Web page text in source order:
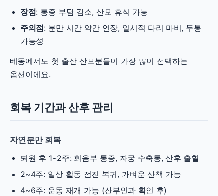
장점: 통증 부담 감소, 산모 휴식 가능
주의점: 분만 시간 약간 연장, 일시적 다리 마비, 두통
가능성
베동에서도 첫 출산 산모분들이 가장 많이 선택하는
옵션이에요.
회복 기간과 산후 관리
자연분만 회복
퇴원 후 1~2주: 회음부 통증, 자궁 수축통, 산후 출혈
2~4주: 일상 활동 점진 복귀, 가벼운 산책 가능
4~6주: 운동 재개 가능 (산부인과 확인 후)